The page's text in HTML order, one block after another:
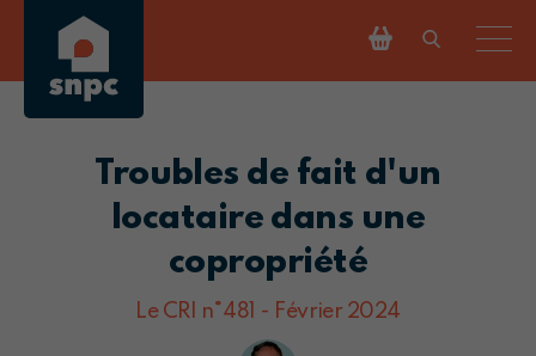
Troubles de fait d'un
locataire dans une
copropriété
Le CRI n°481 - Février 2024